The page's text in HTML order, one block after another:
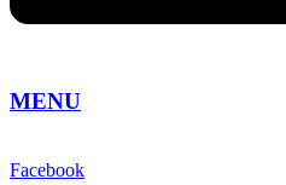
MENU
Facebook